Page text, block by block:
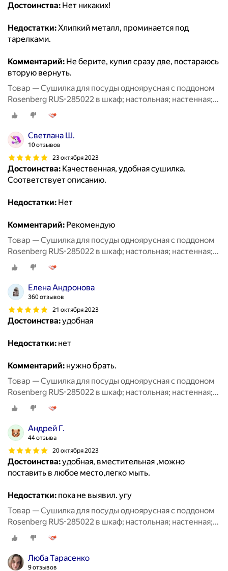
Достоинства: Нет никаких!
Недостатки:Хлипкий металл, проминается под
тарелками.
Комментарий: Не берите, купил сразу две, постараюсь
вторую вернуть.
Товар — Сушилка для посуды одноярусная с поддоном
Rosenberg RUS-285022 в шкаф; настольная; настенная;
для столовых приборов; для стаканов; сушка для
посуды; посудосушитель; металлическая
Светлана Ш.
10 отзывов
23 октября 2023
Достоинства: Качественная, удобная сушилка.
Соответствует описанию.
Недостатки: Нет
Комментарий: Рекомендую
Товар — Сушилка для посуды одноярусная с поддоном
Rosenberg RUS-285022 в шкаф; настольная; настенная;
для столовых приборов; для стаканов; сушка для
посуды; посудосушитель; металлическая
Елена Андронова
360 отзывов
21 октября 2023
Достоинства:удобная
Недостатки: нет
Комментарий: нужно брать.
Товар — Сушилка для посуды одноярусная с поддоном
Rosenberg RUS-285022 в шкаф; настольная; настенная;
для столовых приборов; для стаканов; сушка для
посуды; посудосушитель; металлическая
Андрей Г.
44 отзыва
20 октября 2023
Достоинства:удобная, вместительная ,можно
поставить в любое место,легко мыть.
Недостатки: пока не выявил. угу
Товар — Сушилка для посуды одноярусная с поддоном
Rosenberg RUS-285022 в шкаф; настольная; настенная;
для столовых приборов; для стаканов; сушка для
посуды; посудосушитель; металлическая
Люба Тарасенко
9 отзывов